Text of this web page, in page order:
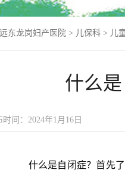
远东龙岗妇产医院 > 儿保科 > 儿
什么
时间：2024年1月16日
什么是自闭症？首先了